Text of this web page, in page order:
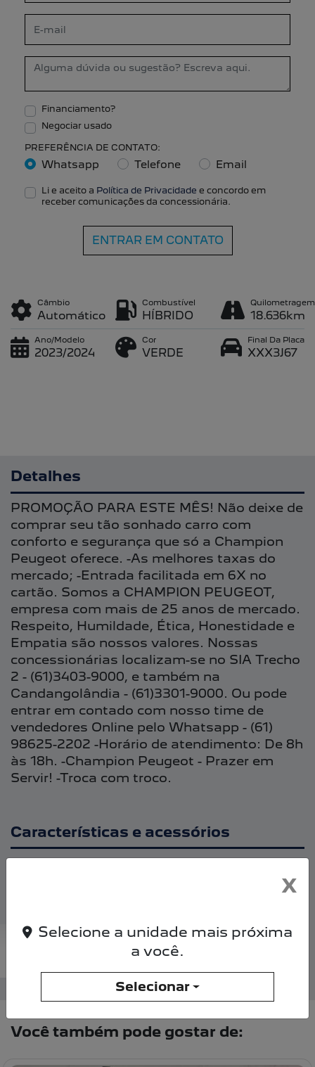
Financiamento?
Negociar usado
PREFERÊNCIA DE CONTATO:
Whatsapp Telefone Email
Li e aceito a Política de Privacidade e concordo em
receber comunicações da concessionária.
ENTRAR EM CONTATO
Câmbio
Automático
Combustível
HÍBRIDO
Quilometragem
18.636km
Ano/Modelo
2023/2024
Cor
VERDE
Final Da Placa
XXX3J67
Detalhes
PROMOÇÃO PARA ESTE MÊS! Não deixe de
comprar seu tão sonhado carro com
conforto e segurança que só a Champion
Peugeot oferece. -As melhores taxas do
mercado; -Entrada facilitada em 6X no
cartão. Somos a CHAMPION PEUGEOT,
empresa com mais de 25 anos de mercado.
Respeito, Humildade, Ética, Honestidade e
Empatia são nossos valores. Nossas
concessionárias localizam-se no SIA Trecho
2 - (61)3403-9000, e também na
Candangolândia - (61)3301-9000. Ou pode
entrar em contado com nosso time de
vendedores Online pelo Whatsapp - (61)
98625-2202 -Horário de atendimento: De 8h
às 18h. -Champion Peugeot - Prazer em
Servir! -Troca com troco.
Características e acessórios
Abs
Apoio De Braço
Ar-Condicionado
Você também pode gostar de:
X
Selecione a unidade mais próxima
a você.
Selecionar